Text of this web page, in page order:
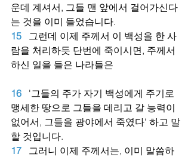
운데 계셔서, 그들 맨 앞에서 걸어가신다
는 것을 이미 들었습니다.
15
그런데 이제 주께서 이 백성을 한 사
람을 처리하듯 단번에 죽이시면, 주께서
하신 일을 들은 나라들은
16
'그들의 주가 자기 백성에게 주기로
맹세한 땅으로 그들을 데리고 갈 능력이
없어서, 그들을 광야에서 죽였다' 하고 말
할 것입니다.
17
그러니 이제 주께서는, 이미 말씀하